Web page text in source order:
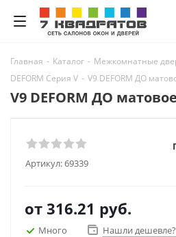
Главная - Каталог - Межкомнатные
DEFORM Серия V - V9 DEFORM ДО
V9 DEFORM ДО матовое
Артикул:69339
от 316.21 руб.
Много
Нашли дешевле?